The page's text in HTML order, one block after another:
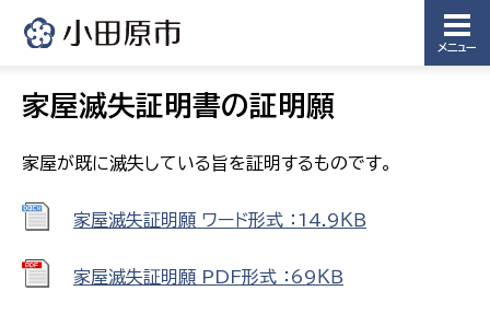
メニュー
家屋滅失証明書の証明願
家屋が既に滅失している旨を証明するものです。
家屋滅失証明願 ワード形式 ：14.9ＫＢ
家屋滅失証明願 PDF形式 ：69ＫＢ